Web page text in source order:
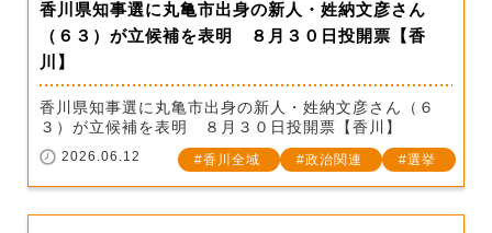
香川県知事選に丸亀市出身の新人・姓納文彦さん
（６３）が立候補を表明 ８月３０日投開票【香
川】
香川県知事選に丸亀市出身の新人・姓納文彦さん（６
３）が立候補を表明 ８月３０日投開票【香川】
2026.06.12 香川全域 政治関連 選挙